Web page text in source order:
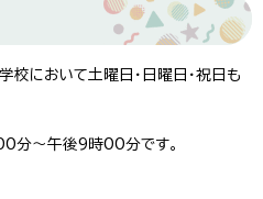
校において土曜日・日曜日・祝日も
分～午後9時00分です。